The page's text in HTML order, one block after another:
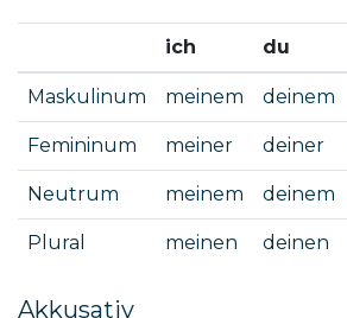
ich du
Maskulinum meinem deinem
Femininum meiner deiner
Neutrum meinem deinem
Plural meinen deinen
Akkusativ